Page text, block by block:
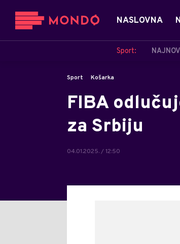
NASLOVNA
Sport:
Sport Košarka
FIBA
za Srbiju
04.01.2025. / 12:50